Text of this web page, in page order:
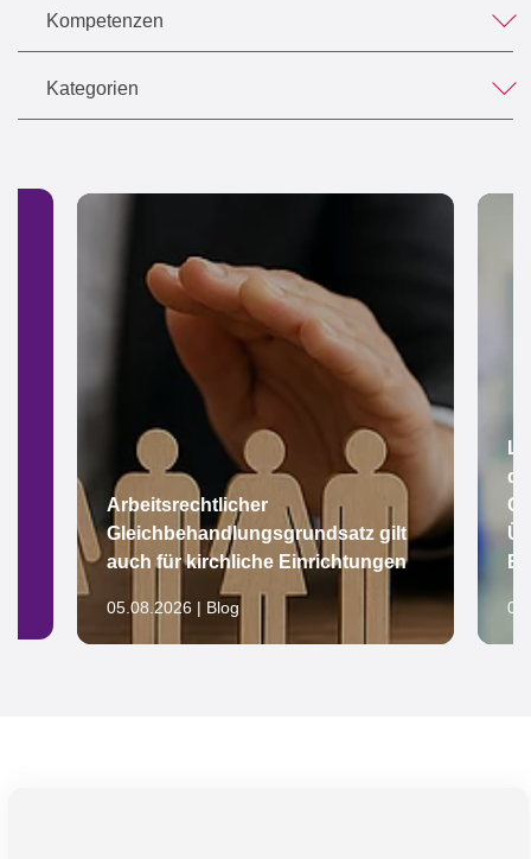
Kompetenzen
Kategorien
Arbeitsrechtlicher
Gleichbehandlungsgrundsatz gilt
auch für kirchliche Einrichtungen
05.08.2026 | Blog